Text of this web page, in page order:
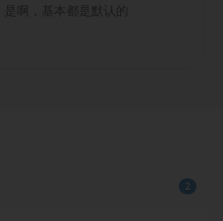
是啊，基本都是默认的
2